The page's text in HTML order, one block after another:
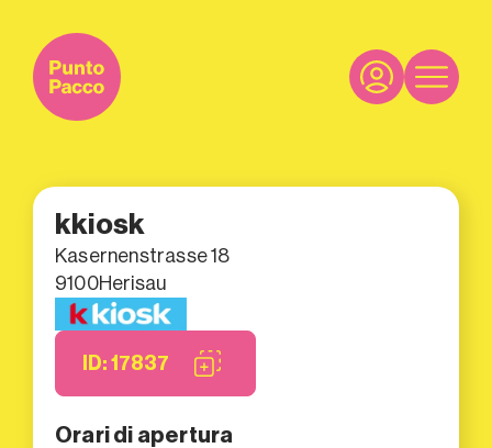
kkiosk
Kasernenstrasse 18
9100Herisau
ID: 17837
Orari di apertura